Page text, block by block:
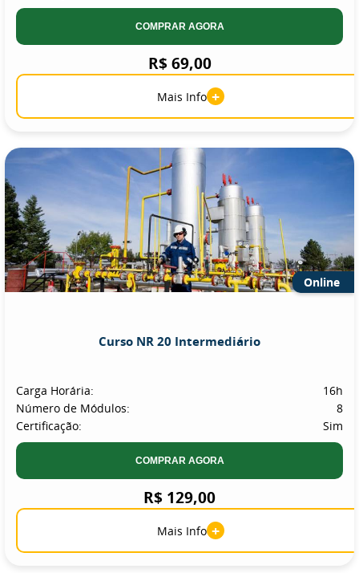
COMPRAR AGORA
R$ 69,00
Mais Info +
Online
Curso NR 20 Intermediário
Carga Horária:
16h
Número de Módulos:
8
Certificação:
Sim
COMPRAR AGORA
R$ 129,00
Mais Info +